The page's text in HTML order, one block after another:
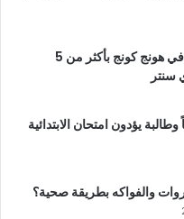
بيع ناطحة سحاب في هونج كونج بأكثر من 5
سنتر
وطالبة يؤدون امتحان الابتدائية
والفواكه بطريقة صحية؟